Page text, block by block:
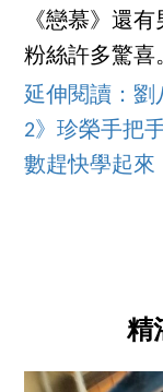
《戀慕》還
粉絲許多驚喜
延伸閱讀：劉
2》珍榮手把
數趕快學起來
精